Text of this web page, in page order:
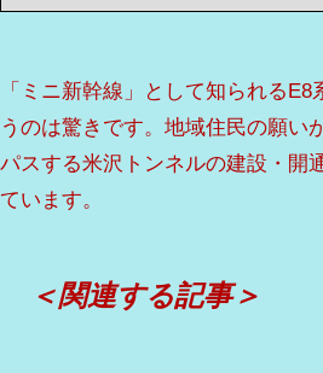
「ミニ新幹線」として知られる
うのは驚きです。地域住民の願い
パスする米沢トンネルの建設・開
ています。
＜関連する記事＞